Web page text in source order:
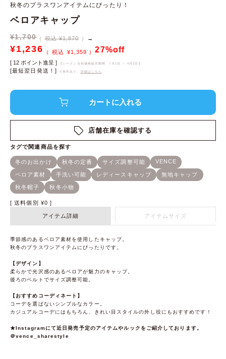
秋冬のプラスワンアイテムにぴったり！
ベロアキャップ
¥1,700 税込 ¥1,870 →
¥1,236 ¥1,359 27%off
[ 12 ポイント進呈 ] 【シーズン当初価格販売期間 7月1日 ～ 4月2日 】
[最短翌日発送！] ※条件あり、 詳細はこちら
店舗在庫を確認する
送料個別 ¥0
アイテム詳細 アイテムサイズ
季節感のあるベロア素材を使用したキャップ。
秋冬のプラスワンアイテムにぴったりです。
【デザイン】
柔らかで光沢感のあるベロアが魅力のキャップ。
後ろのベルトでサイズ調整可能。
【おすすめコーディネート】
コーデを選ばないシンプルなカラー。
カジュアルコーデにはもちろん、きれい目スタイルの外し役にもおすすめです！
★Instagramにて近日発売予定のアイテムやルックをご紹介しております。
＠vence_sharestyle